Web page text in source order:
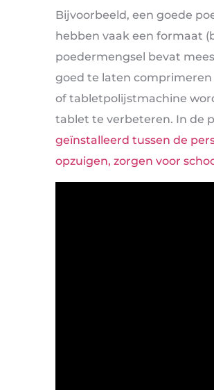
Bijvoorbeeld, een goede
hebben vaak een formaat
poedermengsel bevat
goed te laten
of tabletpolijstmachine
tablet te verbeteren. In de
geïnstalleerd tussen de
opzuigen, zorgen voor